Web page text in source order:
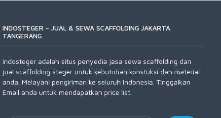
INDOSTEGER – JUAL & SEWA SCAFFOLDING JAKARTA
TANGERANG
Indosteger adalah situs penyedia jasa sewa scaffolding dan
jual scaffolding steger untuk kebutuhan konstuksi dan material
anda. Melayani pengiriman ke seluruh Indonesia. Tinggalkan
Email anda untuk mendapatkan price list.